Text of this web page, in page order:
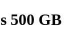
500 GB